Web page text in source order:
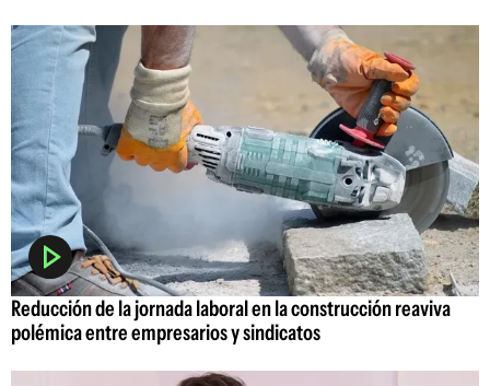
Reducción de la jornada laboral en la construcción reaviva
polémica entre empresarios y sindicatos